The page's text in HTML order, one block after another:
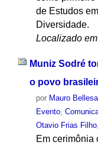
de Estudos
Diversidade.
Localizado em
Muniz Sodré
o povo
por Mauro Bellesa
Evento,
Otavio Frias Filho,
Em cerimônia